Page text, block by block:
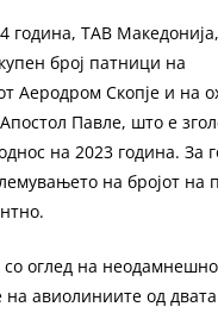
година, ТАВ
број патници на
Аеродром Скопје и на
Павле, што е
на 2023 година. За
на бројот на
со оглед на
авиолиниите од двата